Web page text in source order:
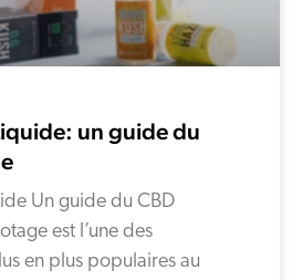
un guide du
Un guide du CBD
est l’une des
en plus populaires au